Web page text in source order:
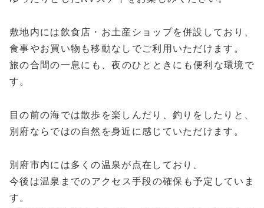
敷地内には飲食店・お土産ショップを併設しており、
食事やお買い物も移動なしでご利用いただけます。
旅の合間の一息にも、夜のひとときにも便利な環境で
す。
目の前の海では散歩を楽しんだり、釣りをしたりと、
別府ならではの自然を身近に感じていただけます。
別府市内には多くの温泉が点在しており、
今後は温泉までのアクセス手段の確保も予定していま
す。